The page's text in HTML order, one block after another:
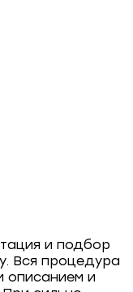
и подбор
Вся процедура
описанием и